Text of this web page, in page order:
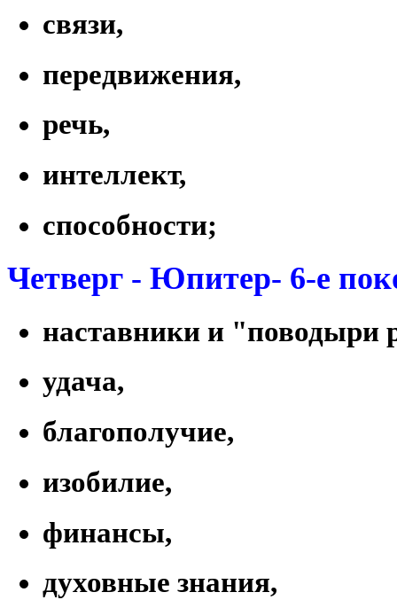
связи,
передвижения,
речь,
интеллект,
способности;
Четверг - Юпитер- 6-е
наставники и "поводыри
удача,
благополучие,
изобилие,
финансы,
духовные знания,